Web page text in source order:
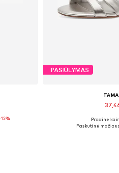
PASIŪLYMAS
Galimi
Pradinė
Paskutinė